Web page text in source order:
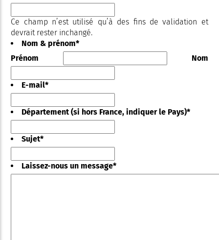
Ce champ n’est utilisé qu’à des fins de validation et
devrait rester inchangé.
Nom & prénom*
Prénom
Nom
E-mail*
Département (si hors France, indiquer le Pays)*
Sujet*
Laissez-nous un message*